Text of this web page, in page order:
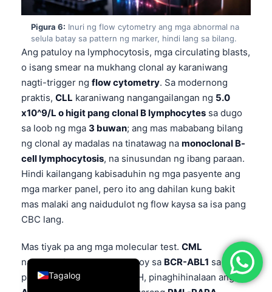
Pigura 6: Inuri ng flow cytometry ang mga abnormal na
selula batay sa pattern ng marker, hindi lang sa bilang.
Ang patuloy na lymphocytosis, mga circulating blasts,
o isang smear na mukhang clonal ay karaniwang
nagti-trigger ng flow cytometry. Sa modernong
praktis, CLL karaniwang nangangailangan ng 5.0
x10^9/L o higit pang clonal B lymphocytes sa dugo
sa loob ng mga 3 buwan; ang mas mababang bilang
ng clonal ay madalas na tinatawag na monoclonal B-
cell lymphocytosis, na sinusundan ng ibang paraan.
Hindi kailangang kabisaduhin ng mga pasyente ang
mga marker panel, pero ito ang dahilan kung bakit
mas malaki ang naidudulot ng flow kaysa sa isa pang
CBC lang.
Mas tiyak pa ang mga molecular test. CML
nangangailangan ng pagtukoy sa BCR-ABL1 sa
pamamagitan ng PCR o FISH, pinaghihinalaan ang
Tagalog
English
العربية
Français
עִבְרִית
Italiano
Español
Português
Ελληνικά
Türkçe
Română
简体中文
فارسی